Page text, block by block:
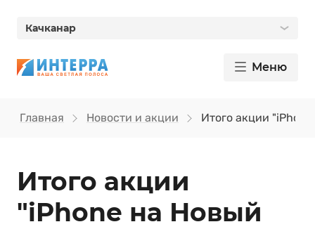
Качканар
Меню
Главная Новости и акции Итого акции
Итого акции
"iPhone на Новый